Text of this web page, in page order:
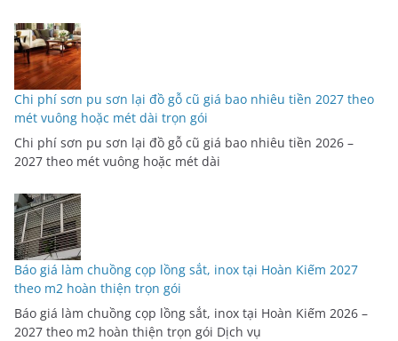
Chi phí sơn pu sơn lại đồ gỗ cũ giá bao nhiêu tiền 2027 theo
mét vuông hoặc mét dài trọn gói
Chi phí sơn pu sơn lại đồ gỗ cũ giá bao nhiêu tiền 2026 –
2027 theo mét vuông hoặc mét dài
Báo giá làm chuồng cọp lồng sắt, inox tại Hoàn Kiếm 2027
theo m2 hoàn thiện trọn gói
Báo giá làm chuồng cọp lồng sắt, inox tại Hoàn Kiếm 2026 –
2027 theo m2 hoàn thiện trọn gói Dịch vụ